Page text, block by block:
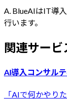
A. BlueAIはIT導
行います。
関連サービ
AI導入コンサル
「AIで何かやり